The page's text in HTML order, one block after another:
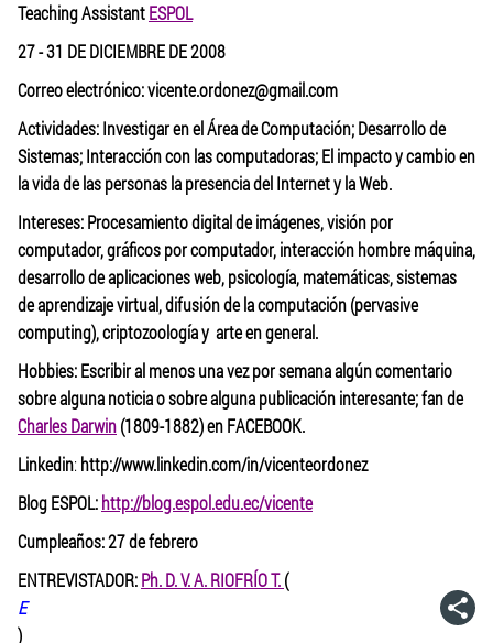
TeachingAssistantESPOL
27-31 DE DICIEMBRE DE 2008
Correo electrónico: vicente.ordonez@gmail.com
Actividades: Investigar en el Área de Computación; Desarrollo de
Sistemas; Interacción con las computadoras; El impacto y cambio en
la vida de las personas la presencia del Internet y la Web.
Intereses: Procesamiento digital de imágenes, visión por
computador, gráficos por computador, interacción hombre máquina,
desarrollo de aplicaciones web, psicología, matemáticas, sistemas
de aprendizaje virtual, difusión de la computación (pervasive
computing), criptozoología y arte en general.
Hobbies: Escribir al menos una vez por semana algún comentario
sobre alguna noticia o sobre alguna publicación interesante; fan de
Charles Darwin(1809-1882) en FACEBOOK.
Linkedin:http://www.linkedin.com/in/vicenteordonez
Blog ESPOL:http://blog.espol.edu.ec/vicente
Cumpleaños: 27 de febrero
ENTREVISTADOR:Ph. D. V. A. RIOFRÍO T.(
E
)